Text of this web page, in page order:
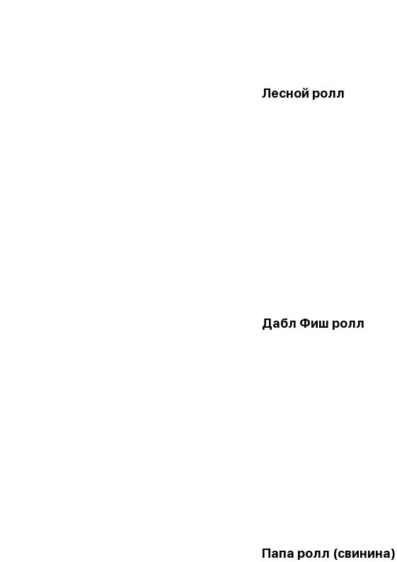
Лесной ролл
Дабл Фиш ролл
Папа ролл (свинина)